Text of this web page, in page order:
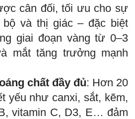
cân đối, tối ưu cho sự
bộ và thị giác – đặc biệt
giai đoạn vàng từ 0–3
mắt tăng trưởng mạnh
chất đầy đủ: Hơn 20
yếu như canxi, sắt, kẽm,
vitamin C, D3, E… đảm